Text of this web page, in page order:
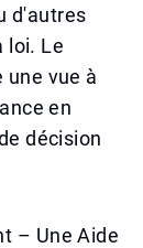
d'autres
loi. Le
vue à
en
décision
– Une Aide